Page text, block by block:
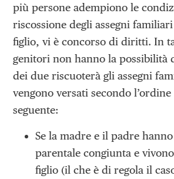
più persone adempiono le
riscossione degli assegni
figlio, vi è concorso di diritti. In
genitori non hanno la possibilità
dei due riscuoterà gli assegni
vengono versati secondo
seguente:
Se la madre e il padre
parentale congiunta e
figlio (il che è di regola il